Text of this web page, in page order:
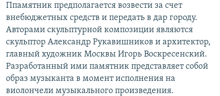
FOTOQALEREYA
İNFOQRAFIKA
KARIKATURA
OXU ZALI
AZƏRBAYCAN ƏDƏBIYYATI KITABXANASI
İSLAM VƏ DEMOKRATIYA
İZ - MƏDƏNIYYƏT PROQRAMI
HAQQIMIZDA
MISSIYAMIZ
PEŞƏ ETIKASI VƏ JURNALISTIKA STANDARTLARIMIZ
MATERIALLARIMIZDAN ISTIFADƏ
AZADLIQRADIOSU MOBIL TELEFONUNUZDA
BIZI IZLƏ
RFE/RL-in bütün saytları
Ппамятник предполагается возвести за счет
внебюджетных средств и передать в дар городу.
Авторами скульптурной композиции являются
скульптор Александр Рукавишников и архитектор,
главный художник Москвы Игорь Воскресенский.
Разработанный ими памятник представляет собой
образ музыканта в момент исполнения на
виолончели музыкального произведения.